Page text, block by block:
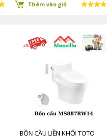
Thêm vào giỏ
BỒN CẦU LIỀN KHỐI TOTO